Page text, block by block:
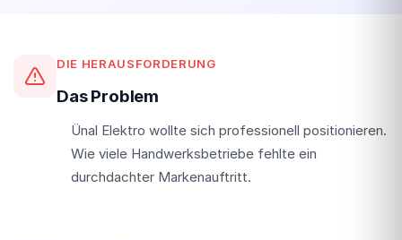
DIE HERAUSFORDERUNG
Das Problem
Ünal Elektro wollte sich professionell positionieren.
Wie viele Handwerksbetriebe fehlte ein
durchdachter Markenauftritt.